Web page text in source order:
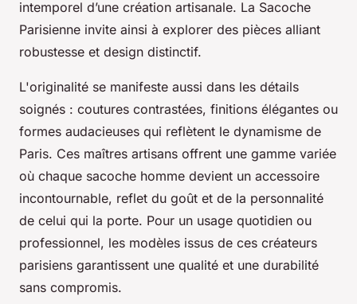
intemporel d’une création artisanale. La Sacoche
Parisienne invite ainsi à explorer des pièces alliant
robustesse et design distinctif.
L'originalité se manifeste aussi dans les détails
soignés : coutures contrastées, finitions élégantes ou
formes audacieuses qui reflètent le dynamisme de
Paris. Ces maîtres artisans offrent une gamme variée
où chaque sacoche homme devient un accessoire
incontournable, reflet du goût et de la personnalité
de celui qui la porte. Pour un usage quotidien ou
professionnel, les modèles issus de ces créateurs
parisiens garantissent une qualité et une durabilité
sans compromis.